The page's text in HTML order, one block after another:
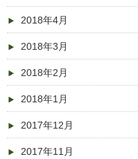
2018年4月
2018年3月
2018年2月
2018年1月
2017年12月
2017年11月